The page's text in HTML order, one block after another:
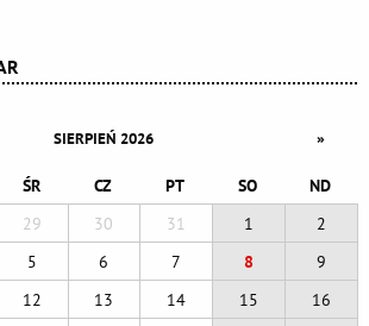
SIERPIEŃ 2026 »
ŚR CZ PT SO
ND
29 30 31 1
2
5 6 7 8
9
12 13 14 15
16